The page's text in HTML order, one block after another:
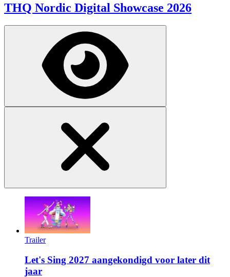
THQ Nordic Digital Showcase 2026
Trailer
Let's Sing 2027 aangekondigd voor later dit
jaar